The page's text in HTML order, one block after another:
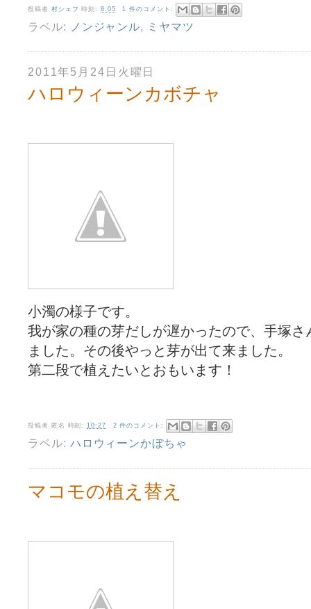
投稿者 村シェフ 時刻:8:05 1 件のコメント:
ラベル: ノンジャンル, ミヤマツ
2011年5月24日火曜日
ハロウィーンカボチャ
小濁の様子です。
我が家の種の芽だしが遅かったので、手塚
ました。その後やっと芽が出て来ました。
第二段で植えたいとおもいます！
投稿者 匿名 時刻: 10:27 2 件のコメント:
ラベル: ハロウィーンかぼちゃ
マコモの植え替え